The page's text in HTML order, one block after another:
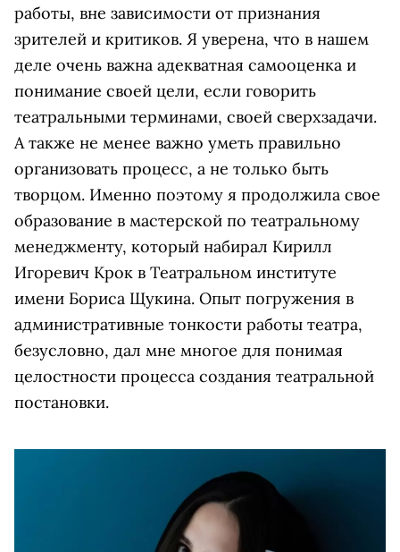
работы, вне зависимости от признания
зрителей и критиков. Я уверена, что в нашем
деле очень важна адекватная самооценка и
понимание своей цели, если говорить
театральными терминами, своей сверхзадачи.
А также не менее важно уметь правильно
организовать процесс, а не только быть
творцом. Именно поэтому я продолжила свое
образование в мастерской по театральному
менеджменту, который набирал Кирилл
Игоревич Крок в Театральном институте
имени Бориса Щукина. Опыт погружения в
административные тонкости работы театра,
безусловно, дал мне многое для понимая
целостности процесса создания театральной
постановки.